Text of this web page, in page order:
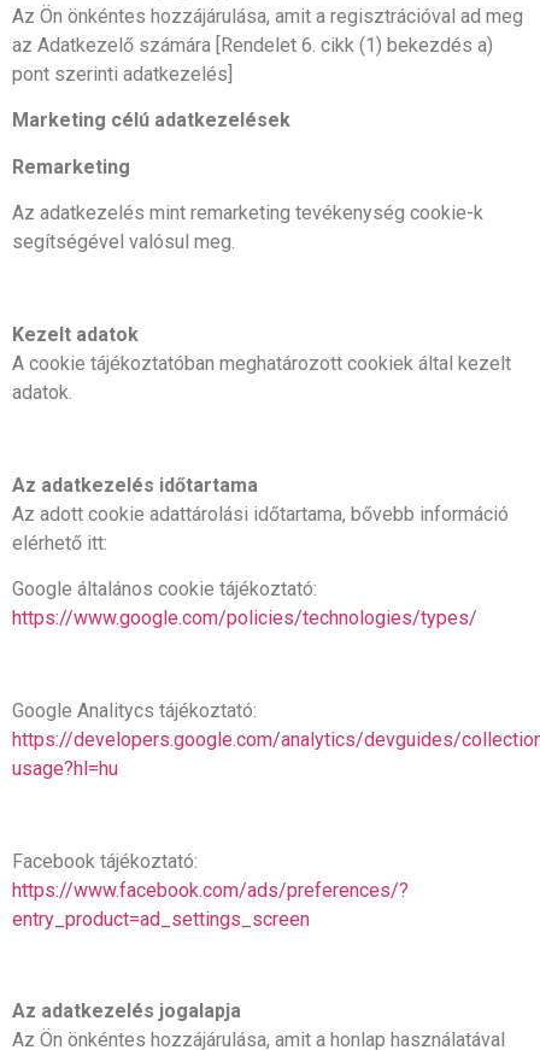
Az Ön önkéntes hozzájárulása, amit a regisztrációval ad meg
az Adatkezelő számára [Rendelet 6. cikk (1) bekezdés a)
pont szerinti adatkezelés]
Marketing célú adatkezelések
Remarketing
Az adatkezelés mint remarketing tevékenység cookie-k
segítségével valósul meg.
Kezelt adatok
A cookie tájékoztatóban meghatározott cookiek által kezelt
adatok.
Az adatkezelés időtartama
Az adott cookie adattárolási időtartama, bővebb információ
elérhető itt:
Google általános cookie tájékoztató:
https://www.google.com/policies/technologies/types/
Google Analitycs tájékoztató:
https://developers.google.com/analytics/devguides/
usage?hl=hu
Facebook tájékoztató:
https://www.facebook.com/ads/preferences/?
entry_product=ad_settings_screen
Az adatkezelés jogalapja
Az Ön önkéntes hozzájárulása, amit a honlap használatával